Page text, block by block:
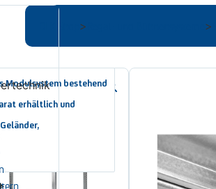
> >
bestehend
erhältlich und
40 mm